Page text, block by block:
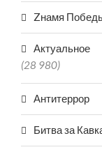
Zнамя
Актуальное
(28 980)
Антитеррор
Битва за